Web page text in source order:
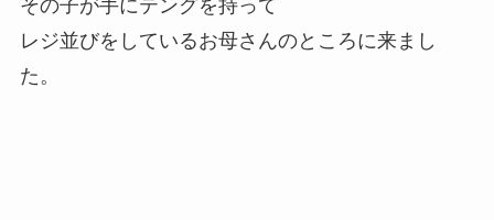
その子が手にテングを持って
レジ並びをしているお母さんのところに来まし
た。